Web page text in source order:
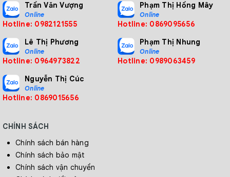
Trần Văn Vượng
Online
Hotline: 0982121555
Phạm Thị Hồng Mây
Online
Hotline: 0869095656
Lê Thị Phương
Online
Hotline: 0964973822
Phạm Thị Nhung
Online
Hotline: 0989063459
Nguyễn Thị Cúc
Online
Hotline: 0869015656
CHÍNH SÁCH
Chính sách bán hàng
Chính sách bảo mật
Chính sách vận chuyển